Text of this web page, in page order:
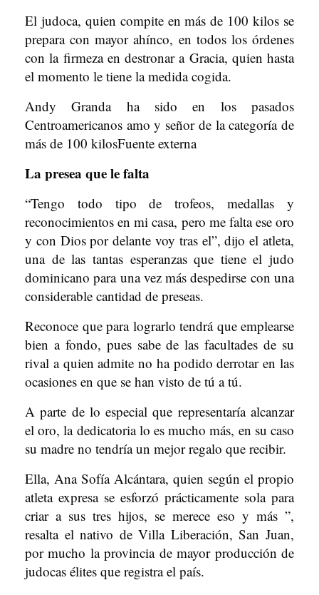
El judoca, quien compite en más de 100 kilos se
prepara con mayor ahínco, en todos los órdenes
con la firmeza en destronar a Gracia, quien hasta
el momento le tiene la medida cogida.
Andy Granda ha sido en los pasados
Centroamericanos amo y señor de la categoría de
más de 100 kilosFuente externa
La presea que le falta
“Tengo todo tipo de trofeos, medallas y
reconocimientos en mi casa, pero me falta ese oro
y con Dios por delante voy tras el”, dijo el atleta,
una de las tantas esperanzas que tiene el judo
dominicano para una vez más despedirse con una
considerable cantidad de preseas.
Reconoce que para lograrlo tendrá que emplearse
bien a fondo, pues sabe de las facultades de su
rival a quien admite no ha podido derrotar en las
ocasiones en que se han visto de tú a tú.
A parte de lo especial que representaría alcanzar
el oro, la dedicatoria lo es mucho más, en su caso
su madre no tendría un mejor regalo que recibir.
Ella, Ana Sofía Alcántara, quien según el propio
atleta expresa se esforzó prácticamente sola para
criar a sus tres hijos, se merece eso y más ”,
resalta el nativo de Villa Liberación, San Juan,
por mucho la provincia de mayor producción de
judocas élites que registra el país.